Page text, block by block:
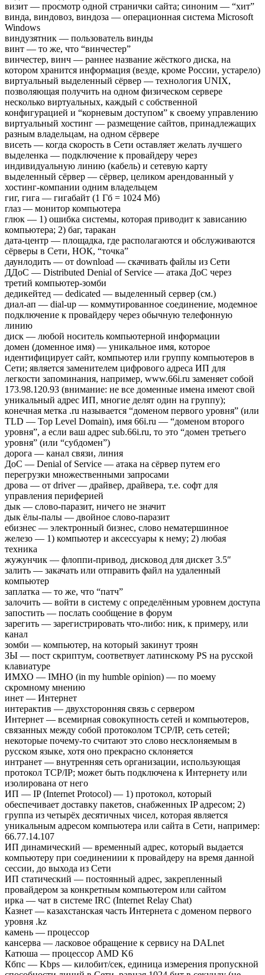
визит — просмотр одной странички сайта; синоним — “хит”
винда, виндовоз, виндоза — операционная система Microsoft
Windows
виндузятник — пользователь винды
винт — то же, что “винчестер”
винчестер, винч — раннее название жёсткого диска, на
котором хранится информация (везде, кроме России, устарело)
виртуальный выделенный сёрвер — технология UNIX,
позволяющая получить на одном физическом сервере
несколько виртуальных, каждый с собственной
конфигурацией и “корневым доступом” к своему управлению
виртуальный хостинг — размещение сайтов, принадлежащих
разным владельцам, на одном сёрвере
висеть — когда скорость в Сети оставляет желать лучшего
выделенка — подключение к провайдеру через
индивидуальную линию (кабель) и сетевую карту
выделенный сёрвер — сёрвер, целиком арендованный у
хостинг-компании одним владельцем
гиг, гига — гигабайт (1 Гб = 1024 Мб)
глаз — монитор компьютера
глюк — 1) ошибка системы, которая приводит к зависанию
компьютера; 2) баг, таракан
дата-центр — площадка, где располагаются и обслуживаются
сёрверы в Сети, НОК, “точка”
даунлодить — от download — скачивать файлы из Сети
ДДоС — Distributed Denial of Service — атака ДоС через
третий компьютер-зомби
дедикейтед — dedicated — выделенный сервер (см.)
диал-ап — dial-up — коммутированное соединение, модемное
подключение к провайдеру через обычную телефонную
линию
диск — любой носитель компьютерной информации
домен (доменное имя) — уникальное имя, которое
идентифицирует сайт, компьютер или группу компьютеров в
Сети; является заменителем цифрового адреса ИП для
легкости запоминания, например, www.66i.ru заменяет собой
173.98.120.93 (внимание: не все доменные имена имеют свой
уникальный адрес ИП, многие делят один на группу);
конечная метка .ru называется “доменом первого уровня” (или
TLD — Top Level Domain), имя 66i.ru — “доменом второго
уровня”, а если ваш адрес sub.66i.ru, то это “домен третьего
уровня” (или “субдомен”)
дорога — канал связи, линия
ДоС — Denial of Service — атака на сёрвер путем его
перегрузки множественными запросами
дрова — от driver — драйвер, драйвера, т.е. софт для
управления периферией
дык — слово-паразит, ничего не значит
дык ёлы-палы — двойное слово-паразит
ебизнес — электронный бизнес, слово нематершинное
железо — 1) компьютер и аксессуары к нему; 2) любая
техника
жужунчик — флоппи-привод, дисковод для дискет 3.5″
залить — закачать или отправить файл на удаленный
компьютер
заплатка — то же, что “патч”
залочить — войти в систему с определённым уровнем доступа
запостить — послать сообщение в форум
зарегить — зарегистрировать что-либо: ник, к примеру, или
канал
зомби — компьютер, на который закинут троян
ЗЫ — пост скриптум, соответвует латинскому PS на русской
клавиатуре
ИМХО — IMHO (in my humble opinion) — по моему
скромному мнению
инет — Интернет
интерактив — двухсторонняя связь с сервером
Интернет — всемирная совокупность сетей и компьютеров,
связанных между собой протоколом TCP/IP, сеть сетей;
некоторые почему-то считают это слово несклоняемым в
русском языке, хотя оно прекрасно склоняется
интранет — внутренняя сеть организации, использующая
протокол TCP/IP; может быть подключена к Интернету или
изолирована от него
ИП — IP (Internet Protocol) — 1) протокол, который
обеспечивает доставку пакетов, снабженных IP адресом; 2)
группа из четырёх десятичных чисел, которая является
уникальным адресом компьютера или сайта в Сети, например:
66.77.14.107
ИП динамический — временный адрес, который выдается
компьютеру при соединениии к провайдеру на время данной
сессии, до выхода из Сети
ИП статический — постоянный адрес, закрепленный
провайдером за конкретным компьютером или сайтом
ирка — чат в системе IRC (Internet Relay Chat)
Казнет — казахстанская часть Интернета с доменом первого
уровня .kz
камень — процессор
кансерва — ласковое обращение к сервису на DALnet
Катюша — процессор AMD K6
Кбпс — Kbps — килобит/сек, единица измерения пропускной